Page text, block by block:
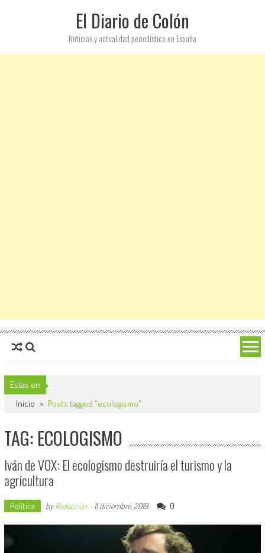
El Diario de Colón
Noticias y actualidad periodística en España
Estas en
Inicio > Posts tagged "ecologismo"
TAG: ECOLOGISMO
Iván de VOX: El ecologismo destruiría el turismo y la
agricultura
Política byRedaccion- 11 diciembre, 2019 0